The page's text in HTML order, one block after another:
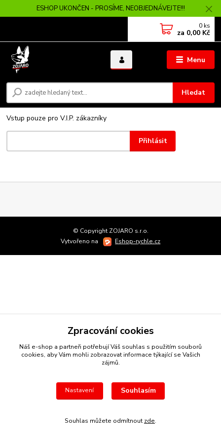
ESHOP UKONČEN - PROSÍME, NEOBJEDNÁVEJTE!!!
Menu
Hledat
0 ks
za 0,00 Kč
Vstup pouze pro V.I.P. zákazníky
© Copyright ZOJARO s.r.o.
Vytvořeno na
Eshop-rychle.cz
Zpracování cookies
Náš e-shop a partneři potřebují Váš souhlas s použitím souborů
cookies, aby Vám mohli zobrazovat informace týkající se Vašich
zájmů.
Nastavení Souhlasím
Souhlas můžete odmítnout zde.